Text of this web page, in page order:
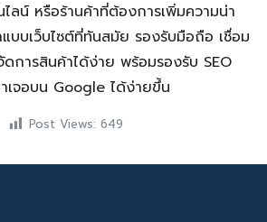
ลน์ หรือร้านค้าที่ต้องการเพิ่มความน่า
บบเว็บไซต์ที่ทันสมัย รองรับมือถือ เชื่อม
ดการสินค้าได้ง่าย พร้อมรองรับ SEO
เจอบน Google ได้ง่ายขึ้น
Post Views: 649